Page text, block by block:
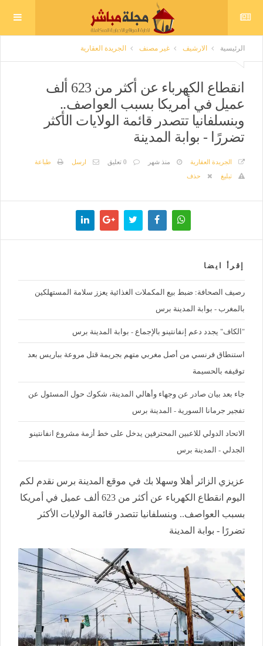
الرئيسية الارشيف غير مصنف الجريدة العقارية
انقطاع الكهرباء عن أكثر من 623 ألف
عميل في أمريكا بسبب العواصف..
وبنسلفانيا تتصدر قائمة الولايات الأكثر
تضررًا - بوابة المدينة
الجريدة العقارية منذ شهر 0 تعليق ارسل
طباعة
تبليغ
حذف
إقرأ ايضا
رصيف الصحافة: ضبط بيع المكملات الغذائية يعزز سلامة المستهلكين
بالمغرب - بوابة المدينة برس
"الكاف" يجدد دعم إنفانتينو بالإجماع - بوابة المدينة برس
استنطاق فرنسي من أصل مغربي متهم بجريمة قتل مروعة بباريس بعد
توقيفه بالحسيمة
جاء بعد بيان صادر عن وجهاء وأهالي المدينة، شكوك حول المسئول عن
تفجير جرمانا السورية - المدينة برس
الاتحاد الدولي للاعبين المحترفين يدخل على خط أزمة مشروع انفانتينو
الجدلي - المدينة برس
عزيزي الزائر أهلا وسهلا بك في موقع المدينة برس نقدم لكم
اليوم انقطاع الكهرباء عن أكثر من 623 ألف عميل في أمريكا
بسبب العواصف.. وبنسلفانيا تتصدر قائمة الولايات الأكثر
تضررًا - بوابة المدينة